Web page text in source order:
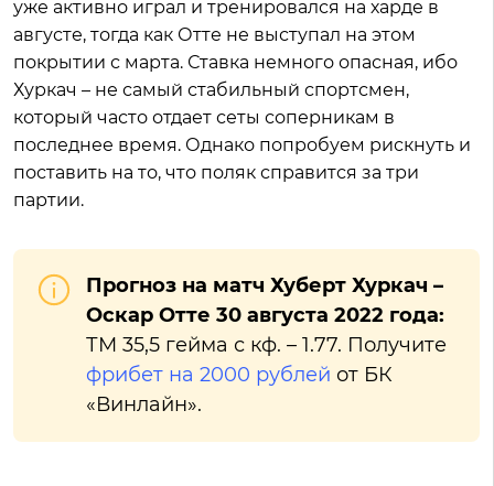
уже активно играл и тренировался на харде в
августе, тогда как Отте не выступал на этом
покрытии с марта. Ставка немного опасная, ибо
Хуркач – не самый стабильный спортсмен,
который часто отдает сеты соперникам в
последнее время. Однако попробуем рискнуть и
поставить на то, что поляк справится за три
партии.
Прогноз на матч Хуберт Хуркач –
Оскар Отте 30 августа 2022 года:
ТМ 35,5 гейма с кф. – 1.77. Получите
фрибет на 2000 рублей от БК
«Винлайн».